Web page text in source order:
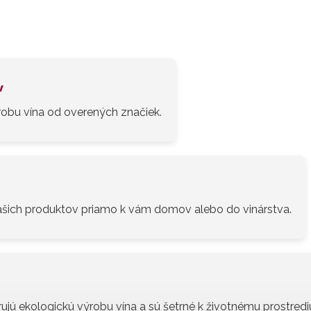
vína od overených značiek.
produktov priamo k vám domov alebo do vinárstva.
ekologickú výrobu vína a sú šetrné k životnému